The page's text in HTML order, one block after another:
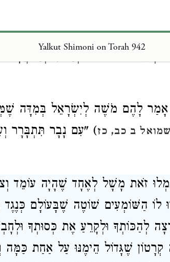
Yalkut Shimoni on Torah 942
וְאִם לָאו מְכַוְּנוֹ בְּמַעְגִּילָה, וְאִם
וְכֵן הוּא אוֹמֵר "וּנְתַתִּיךָ בְּיַד
לָהֶם מֹשֶׁה לְיִשְׂרָאֵל בְּמִדָּה
שמואל ב כב, כז) "עִם נָבָר תִּתְבָּרָר
זֹאת מָשָׁל לְאֶחָד שֶׁהָיָה עוֹמֵד
לוֹ הַשּׁוֹמְעִים שׁוֹטֶה שֶׁבָּעוֹלָם כְּנֶגֶד
לְהַכּוֹתְךָ וּלְקָרֵעַ אֶת כְּסוּתְךָ
קְרָטוֹן שֶׁגָּדוֹל הֵימֶנּוּ עַל אַחַת